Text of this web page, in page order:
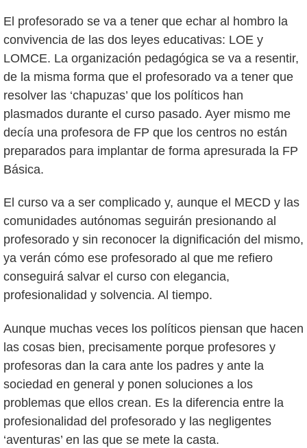
El profesorado se va a tener que echar al hombro la
convivencia de las dos leyes educativas: LOE y
LOMCE. La organización pedagógica se va a resentir,
de la misma forma que el profesorado va a tener que
resolver las ‘chapuzas’ que los políticos han
plasmados durante el curso pasado. Ayer mismo me
decía una profesora de FP que los centros no están
preparados para implantar de forma apresurada la FP
Básica.
El curso va a ser complicado y, aunque el MECD y las
comunidades autónomas seguirán presionando al
profesorado y sin reconocer la dignificación del mismo,
ya verán cómo ese profesorado al que me refiero
conseguirá salvar el curso con elegancia,
profesionalidad y solvencia. Al tiempo.
Aunque muchas veces los políticos piensan que hacen
las cosas bien, precisamente porque profesores y
profesoras dan la cara ante los padres y ante la
sociedad en general y ponen soluciones a los
problemas que ellos crean. Es la diferencia entre la
profesionalidad del profesorado y las negligentes
‘aventuras’ en las que se mete la casta.